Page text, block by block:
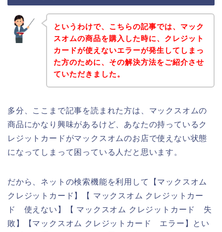
というわけで、こちらの記事では、マック
スオムの商品を購入した時に、クレジット
カードが使えないエラーが発生してしまっ
た方のために、その解決方法をご紹介させ
ていただきました。
多分、ここまで記事を読まれた方は、マックスオムの
商品にかなり興味があるけど、あなたの持っているク
レジットカードがマックスオムのお店で使えない状態
になってしまって困っている人だと思います。
だから、ネットの検索機能を利用して【マックスオム
クレジットカード】【 マックスオム クレジットカー
ド 使えない】【 マックスオム クレジットカード 失
敗】【マックスオム クレジットカード エラー】とい